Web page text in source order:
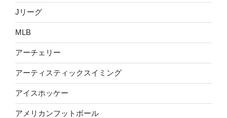
Jリーグ
MLB
アーチェリー
アーティスティックスイミング
アイスホッケー
アメリカンフットボール